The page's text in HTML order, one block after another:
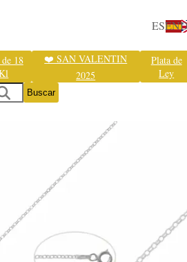
ESEN
18
❤️ SAN VALENTIN
2025
Plata de
Ley
Buscar